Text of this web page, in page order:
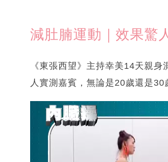
減肚腩運動｜效果驚
《東張西望》主持幸美14天親
人實測嘉賓，無論是20歲還是30